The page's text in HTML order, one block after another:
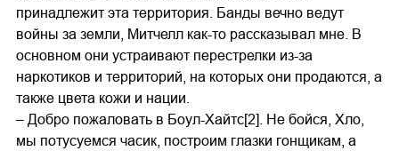
принадлежит эта территория. Банды вечно ведут
войны за земли, Митчелл как-то рассказывал мне. В
основном они устраивают перестрелки из-за
наркотиков и территорий, на которых они продаются, а
также цвета кожи и нации.
– Добро пожаловать в Боул-Хайтс[2]. Не бойся, Хло,
мы потусуемся часик, построим глазки гонщикам, а